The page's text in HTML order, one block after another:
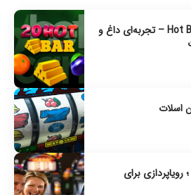
معرفی بازی اسلات 20 Hot Bar – تجربه‌ای داغ و
اسلات
برای